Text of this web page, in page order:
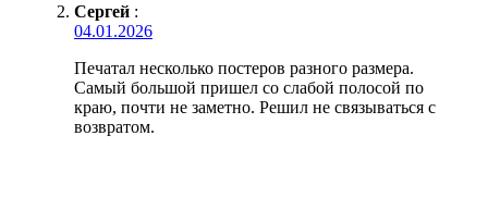
Сергей :
04.01.2026
Печатал несколько постеров разного размера.
Самый большой пришел со слабой полосой по
краю, почти не заметно. Решил не связываться с
возвратом.